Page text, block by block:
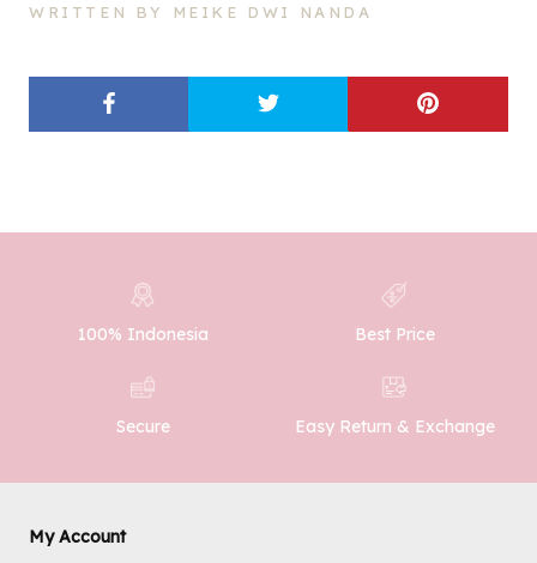
WRITTEN BY MEIKE DWI NANDA
100% Indonesia Best Price
Secure Easy Return & Exchange
My Account